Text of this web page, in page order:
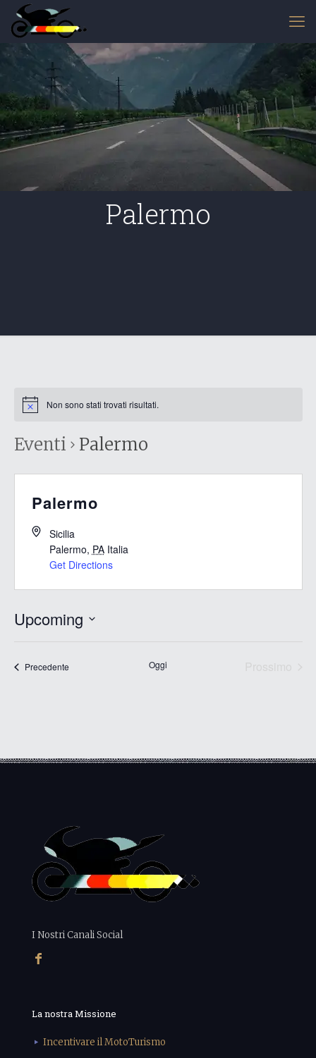
Palermo
Non sono stati trovati risultati.
Eventi Palermo
Palermo
Sicilia
Palermo, PA Italia
Get Directions
Upcoming
data.PrecedenteEventi Oggi
I Nostri Canali Social
La nostra Missione
Incentivare il MotoTurismo